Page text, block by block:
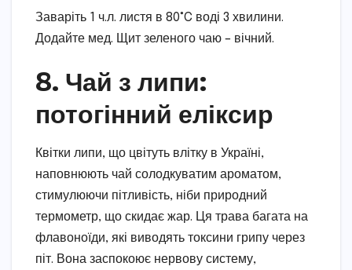
Заваріть 1 ч.л. листя в 80°C воді 3 хвилини.
Додайте мед. Щит зеленого чаю – вічний.
8. Чай з липи:
потогінний еліксир
Квітки липи, що цвітуть влітку в Україні,
наповнюють чай солодкуватим ароматом,
стимулюючи пітливість, ніби природний
термометр, що скидає жар. Ця трава багата на
флавоноїди, які виводять токсини грипу через
піт. Вона заспокоює нервову систему,